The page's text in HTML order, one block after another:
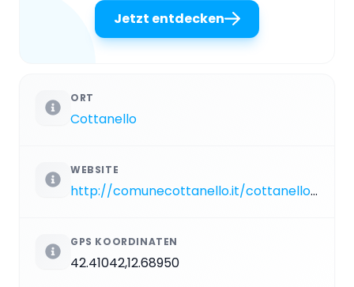
Jetzt entdecken
ORT
Cottanello
WEBSITE
http://comunecottanello.it/cottanello_000012.htm
GPS KOORDINATEN
42.41042,12.68950